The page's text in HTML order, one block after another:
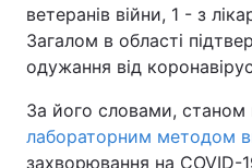
ветеранів війни, 1 - з
Загалом в області
одужання від
За його словами, станом
лабораторним методом
захворювання на COVID-